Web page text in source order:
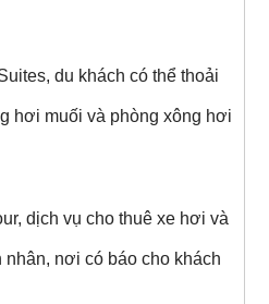
du khách có thể thoải
hơi muối và phòng xông hơi
dịch vụ cho thuê xe hơi và
nhân, nơi có báo cho khách